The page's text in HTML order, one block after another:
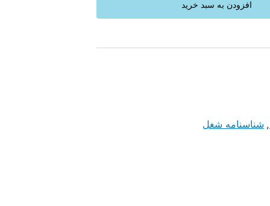
افزودن به سبد خرید
, شناسنامه شغل